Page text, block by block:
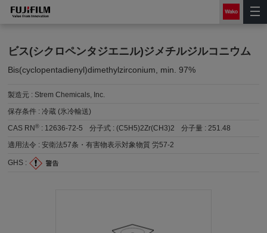
ビス(シクロペンタジエニル)ジメチルジルコニウム
Bis(cyclopentadienyl)dimethylzirconium, min. 97%
製造元 : Strem Chemicals, Inc.
保存条件 :冷蔵 (氷冷輸送)
CAS RN® : 12636-72-5 分子式 :(C5H5)2Zr(CH3)2 分子量 :251.48
適用法令 :安衛法57条・有害物表示対象物質 労57-2
GHS :